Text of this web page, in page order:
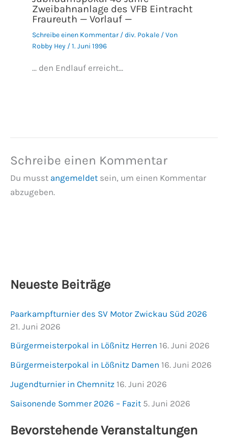
Zweibahnanlage des VFB Eintracht
Fraureuth — Vorlauf —
Schreibe einen Kommentar /div. Pokale/ Von
Robby Hey /1. Juni 1996
... den Endlauf erreicht...
Schreibe einen Kommentar
Du musst angemeldet sein, um einen Kommentar
abzugeben.
Neueste Beiträge
Paarkampfturnier des SV Motor Zwickau Süd 2026
21. Juni 2026
Bürgermeisterpokal in Lößnitz Herren 16. Juni 2026
Bürgermeisterpokal in Lößnitz Damen 16. Juni 2026
Jugendturnier in Chemnitz 16. Juni 2026
Saisonende Sommer 2026 – Fazit 5. Juni 2026
Bevorstehende Veranstaltungen